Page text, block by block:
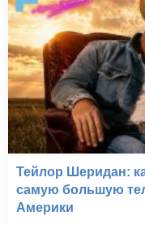
Тейлор Шеридан:
самую большую
Америки